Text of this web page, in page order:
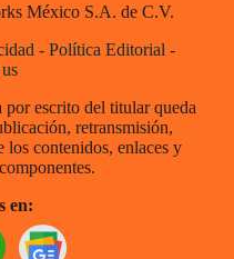
México S.A. de C.V.
- Política Editorial -
escrito del titular queda
retransmisión,
contenidos, enlaces y
en: